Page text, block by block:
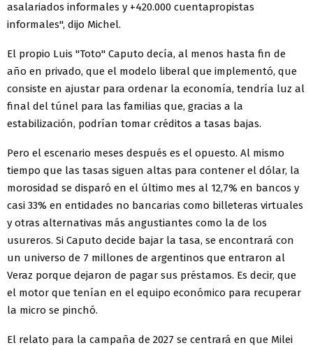
asalariados informales y +420.000 cuentapropistas
informales", dijo Michel.
El propio Luis "Toto" Caputo decía, al menos hasta fin de
año en privado, que el modelo liberal que implementó, que
consiste en ajustar para ordenar la economía, tendría luz al
final del túnel para las familias que, gracias a la
estabilización, podrían tomar créditos a tasas bajas.
Pero el escenario meses después es el opuesto. Al mismo
tiempo que las tasas siguen altas para contener el dólar, la
morosidad se disparó en el último mes al 12,7% en bancos y
casi 33% en entidades no bancarias como billeteras virtuales
y otras alternativas más angustiantes como la de los
usureros. Si Caputo decide bajar la tasa, se encontrará con
un universo de 7 millones de argentinos que entraron al
Veraz porque dejaron de pagar sus préstamos. Es decir, que
el motor que tenían en el equipo económico para recuperar
la micro se pinchó.
El relato para la campaña de 2027 se centrará en que Milei